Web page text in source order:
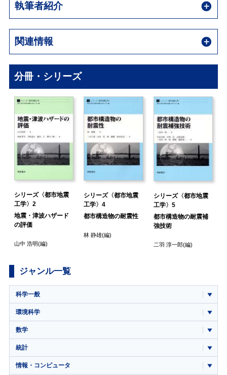
執筆者紹介
関連情報
分冊・シリーズ
シリーズ〈都市地震
工学〉2
地震・津波ハザード
の評価
山中 浩明(編)
シリーズ〈都市地震
工学〉4
都市構造物の耐震性
林 静雄(編)
シリーズ〈都市地震
工学〉5
都市構造物の耐震補
強技術
二羽 淳一郎(編)
ジャンル一覧
科学一般
環境科学
数学
統計
情報・コンピュータ